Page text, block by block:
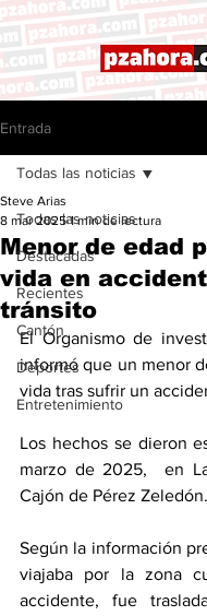
Entrada
Todas las noticias
Destacadas
Recientes
Cantón
Deportes
Entretenimiento
Todas las noticias
Menor de edad
vida en
tránsito
Steve Arias
8 mar 2025 1 min de lectura
El Organismo de
informó que un menor
vida tras sufrir un
Los hechos se dieron
marzo de 2025,  en
Cajón de Pérez Zeledón.
Según la información
viajaba por la zona
accidente, fue